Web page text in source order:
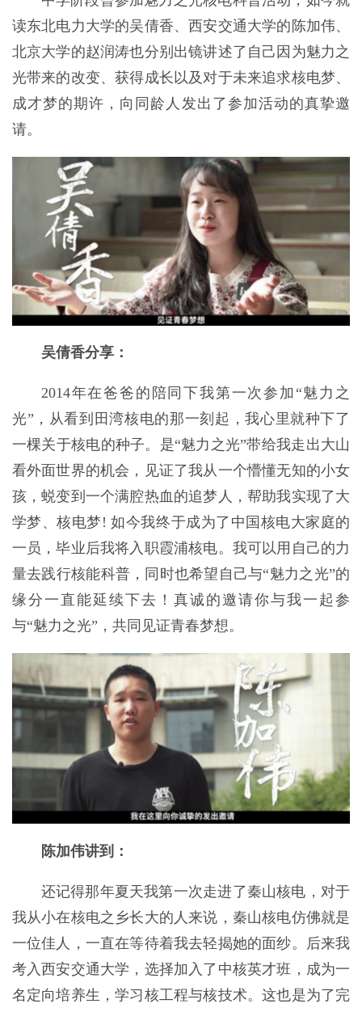
读东北电力大学的吴倩香、西安交通大学的陈加伟、
北京大学的赵润涛也分别出镜讲述了自己因为魅力之
光带来的改变、获得成长以及对于未来追求核电梦、
成才梦的期许，向同龄人发出了参加活动的真挚邀
请。
吴倩香分享：
2014年在爸爸的陪同下我第一次参加“魅力之
光”，从看到田湾核电的那一刻起，我心里就种下了
一棵关于核电的种子。是“魅力之光”带给我走出大山
看外面世界的机会，见证了我从一个懵懂无知的小女
孩，蜕变到一个满腔热血的追梦人，帮助我实现了大
学梦、核电梦! 如今我终于成为了中国核电大家庭的
一员，毕业后我将入职霞浦核电。我可以用自己的力
量去践行核能科普，同时也希望自己与“魅力之光”的
缘分一直能延续下去！真诚的邀请你与我一起参
与“魅力之光”，共同见证青春梦想。
陈加伟讲到：
还记得那年夏天我第一次走进了秦山核电，对于
我从小在核电之乡长大的人来说，秦山核电仿佛就是
一位佳人，一直在等待着我去轻揭她的面纱。后来我
考入西安交通大学，选择加入了中核英才班，成为一
名定向培养生，学习核工程与核技术。这也是为了完